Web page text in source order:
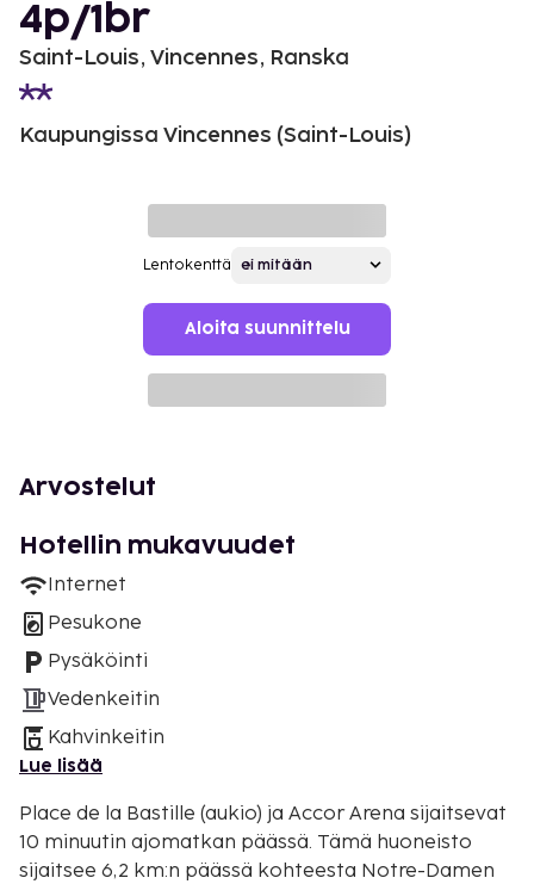
4p/1br
Saint-Louis, Vincennes, Ranska
Kaupungissa Vincennes (Saint-Louis)
Lentokenttä
Aloita suunnittelu
Arvostelut
Hotellin mukavuudet
Internet
Pesukone
Pysäköinti
Vedenkeitin
Kahvinkeitin
Lue lisää
Place de la Bastille (aukio) ja Accor Arena sijaitsevat
10 minuutin ajomatkan päässä. Tämä huoneisto
sijaitsee 6,2 km:n päässä kohteesta Notre-Damen